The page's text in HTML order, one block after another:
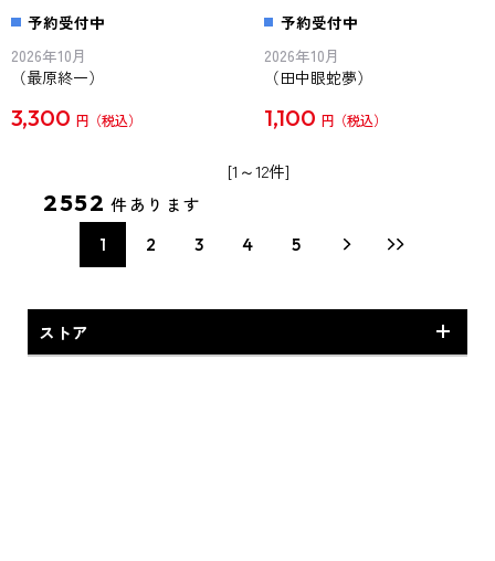
予約受付中
2026年10月
（最原終一）
3,300 円
予約受付中
2026年10月
（田中眼蛇夢）
1,100 円
[1～12件]
2552 件あります
1 2 3 4 5
ストア